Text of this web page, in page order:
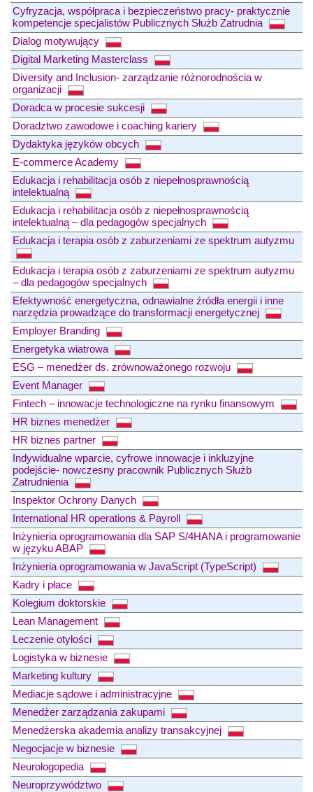
Cyfryzacja, współpraca i bezpieczeństwo pracy- praktycznie
kompetencje specjalistów Publicznych Służb Zatrudnia
Dialog motywujący
Digital Marketing Masterclass
Diversity and Inclusion- zarządzanie różnorodnościa w
organizacji
Doradca w procesie sukcesji
Doradztwo zawodowe i coaching kariery
Dydaktyka języków obcych
E-commerce Academy
Edukacja i rehabilitacja osób z niepełnosprawnością
intelektualną
Edukacja i rehabilitacja osób z niepełnosprawnością
intelektualną – dla pedagogów specjalnych
Edukacja i terapia osób z zaburzeniami ze spektrum autyzmu
Edukacja i terapia osób z zaburzeniami ze spektrum autyzmu
– dla pedagogów specjalnych
Efektywność energetyczna, odnawialne źródła energii i inne
narzędzia prowadzące do transformacji energetycznej
Employer Branding
Energetyka wiatrowa
ESG – menedżer ds. zrównoważonego rozwoju
Event Manager
Fintech – innowacje technologiczne na rynku finansowym
HR biznes menedżer
HR biznes partner
Indywidualne wparcie, cyfrowe innowacje i inkluzyjne
podejście- nowczesny pracownik Publicznych Służb
Zatrudnienia
Inspektor Ochrony Danych
International HR operations & Payroll
Inżynieria oprogramowania dla SAP S/4HANA i programowanie
w języku ABAP
Inżynieria oprogramowania w JavaScript (TypeScript)
Kadry i płace
Kolegium doktorskie
Lean Management
Leczenie otyłości
Logistyka w biznesie
Marketing kultury
Mediacje sądowe i administracyjne
Menedżer zarządzania zakupami
Menedżerska akademia analizy transakcyjnej
Negocjacje w biznesie
Neurologopedia
Neuroprzywództwo